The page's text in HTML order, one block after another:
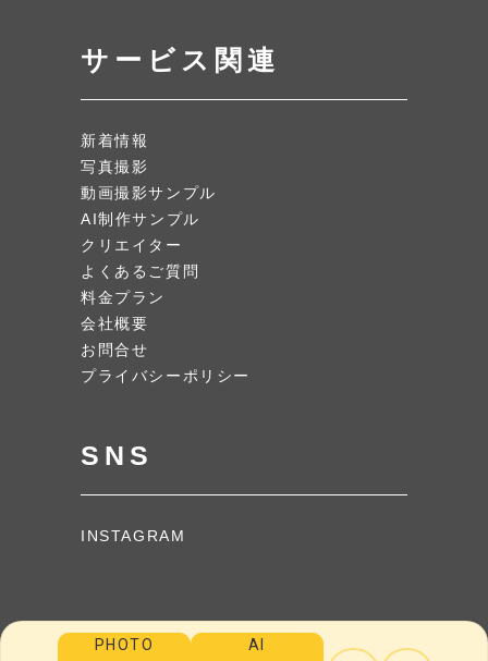
サービス関連
新着情報
写真撮影
動画撮影サンプル
AI制作サンプル
クリエイター
よくあるご質問
料金プラン
会社概要
お問合せ
プライバシーポリシー
SNS
INSTAGRAM
PHOTO AI